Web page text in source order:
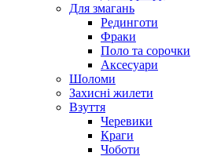
Для змагань
Рединготи
Фраки
Поло та сорочки
Аксесуари
Шоломи
Захисні жилети
Взуття
Черевики
Краги
Чоботи